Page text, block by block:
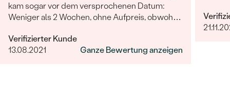
ANSEHEN
kam sogar vor dem versprochenen Datum:
Weniger als 2 Wochen, ohne Aufpreis, obwohl
Lieferung wurde uns telefonisch vom
sympathischen Kundenservice bestätigt. Wir
Verifizierter Kunde
13.08.2021
Ganze Bewertung anzeigen